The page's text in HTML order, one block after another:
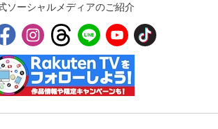
ソーシャルメディアのご紹介